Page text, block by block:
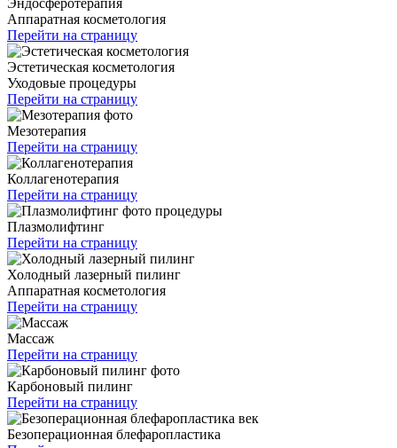
Аппаратная косметология
Перейти на страницу
Эстетическая косметология
Уходовые процедуры
Перейти на страницу
Мезотерапия
Перейти на страницу
Коллагенотерапия
Перейти на страницу
Плазмолифтинг
Перейти на страницу
Холодный лазерный пилинг
Аппаратная косметология
Перейти на страницу
Массаж
Перейти на страницу
Карбоновый пилинг
Перейти на страницу
Безоперационная блефаропластика